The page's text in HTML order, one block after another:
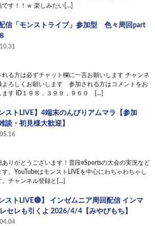
です！！ｗ 楽しみたい[…]
信「モンストライブ」参加型 色々周回part
れる方は必ずチャット欄に一言お願いします チャンネ
よろしくお願いします 参加される方はコメントをお
ます ID１９８，３９９，９６０ […]
ストLIVE】4端末のんびりアムマラ【参加
談・初見様大歓迎】
ありがとうございます！普段eSportsの大会の実況など
す。YouTubeはモンストLIVEを中心にわちゃわちゃし
。チャンネル登録と[…]
ストLIVE🔴】 インゼムニア周回配信 インマ
セレも引くよ 2026/4/4【みやびもち】